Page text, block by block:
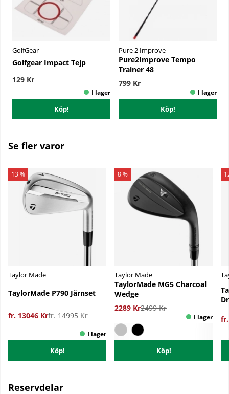
GolfGear
Golfgear Impact Tejp
129 Kr
Köp!
Pure 2 Improve
Pure2Improve Tempo
Trainer 48
799 Kr
Köp!
Se fler varor
13 %
Taylor Made
TaylorMade P790 Järnset
fr. 13046 Krfr. 14995 Kr
Köp!
8 %
Taylor Made
TaylorMade MG5 Charcoal
Wedge
2289 Kr2499 Kr
Köp!
Reservdelar